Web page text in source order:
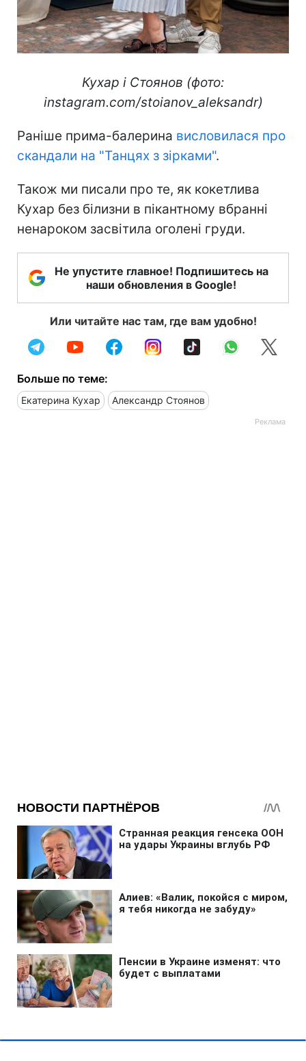
Кухар і Стоянов (фото:
instagram.com/stoianov_aleksandr)
Раніше прима-балерина висловилася про
скандали на "Танцях з зірками".
Також ми писали про те, як кокетлива
Кухар без білизни в пікантному вбранні
ненароком засвітила оголені груди.
Не упустите главное! Подпишитесь на
наши обновления в Google!
Или читайте нас там, где вам удобно!
Больше по теме:
Екатерина Кухар Александр Стоянов